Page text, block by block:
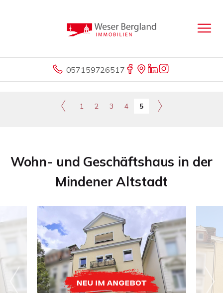
057159726517
1 2 3 4 5
Wohn- und Geschäftshaus in der
Mindener Altstadt